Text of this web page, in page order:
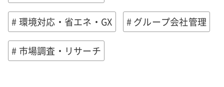
# 環境対応・省エネ・GX # グループ会社管理
# 市場調査・リサーチ